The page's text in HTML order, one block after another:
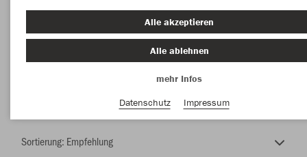
Herzlich Willkommen im Teamshop TSV
Möttingen
Alle akzeptieren
Alle ablehnen
mehr Infos
Datenschutz
Impressum